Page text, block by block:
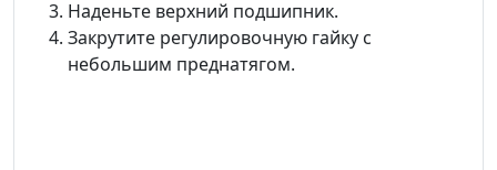
Наденьте верхний подшипник.
Закрутите регулировочную гайку с
небольшим преднатягом.